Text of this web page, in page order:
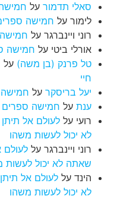
סאלי תדמור על
לימור על חמישה
רוני ויינברגר על
אורלי ביטי על חמישה
טל פרנק (בן משה) על
חיי
יעל בריסקר על חמישה
ענת על חמישה ספרים
רועי על לעולם אל
לא יכול לעשות משהו
רוני ויינברגר על לעולם
שאתה לא יכול לעשות
הינד על לעולם אל
לא יכול לעשות משהו